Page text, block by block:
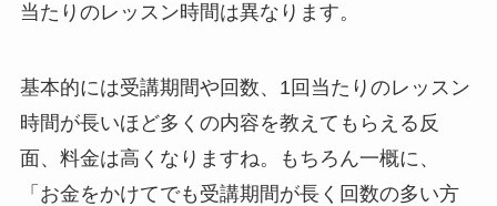
当たりのレッスン時間は異なります。
基本的には受講期間や回数、1回当たりのレッスン
時間が長いほど多くの内容を教えてもらえる反
面、料金は高くなりますね。もちろん一概に、
「お金をかけてでも受講期間が長く回数の多い方